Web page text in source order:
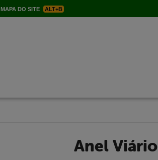
MAPA DO SITE ALT+B
Anel Viário